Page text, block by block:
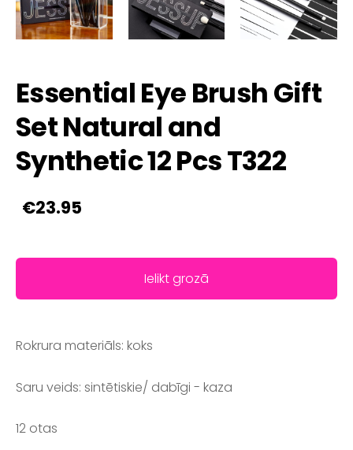
Essential Eye Brush Gift
Set Natural and
Synthetic 12 Pcs T322
€23.95
Ielikt grozā
Rokrura materiāls: koks
Saru veids: sintētiskie/ dabīgi - kaza
12 otas